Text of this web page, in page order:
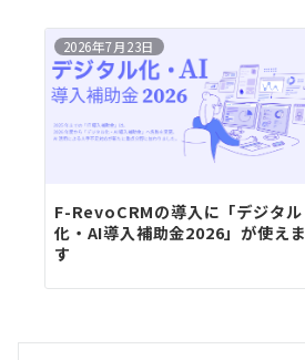
2026年7月23日
F-RevoCRMの導入に「デジタル
化・AI導入補助金2026」が使えま
す